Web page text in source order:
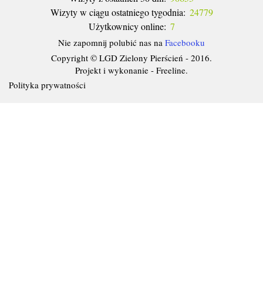
Wizyty w ciągu ostatniego tygodnia: 24779
Użytkownicy online: 7
Nie zapomnij polubić nas na Facebooku
Copyright © LGD Zielony Pierścień - 2016.
Projekt i wykonanie - Freeline.
Polityka prywatności